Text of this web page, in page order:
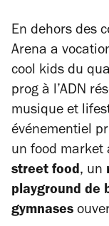
En dehors des
Arena a
cool kids du
prog à l’ADN
musique et
événementiel
un food market
street food, un
playground de
gymnases